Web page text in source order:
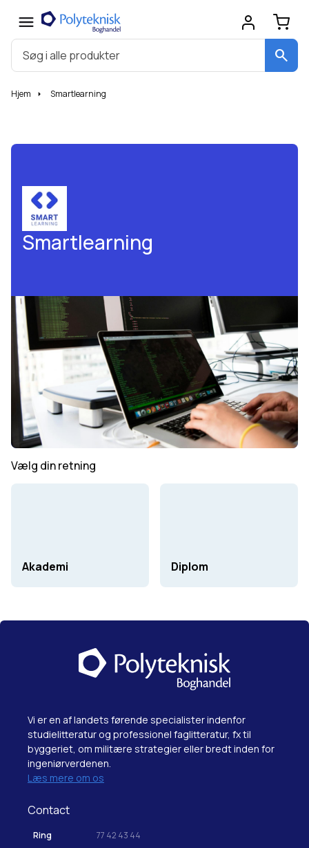
search
Hjem Smartlearning
Smartlearning
Vælg din retning
Akademi Diplom
Vi er en af landets førende specialister indenfor
studielitteratur og professionel faglitteratur, fx til
byggeriet, om militære strategier eller bredt inden for
ingeniørverdenen.
Læs mere om os
Contact
Ring
77 42 43 44